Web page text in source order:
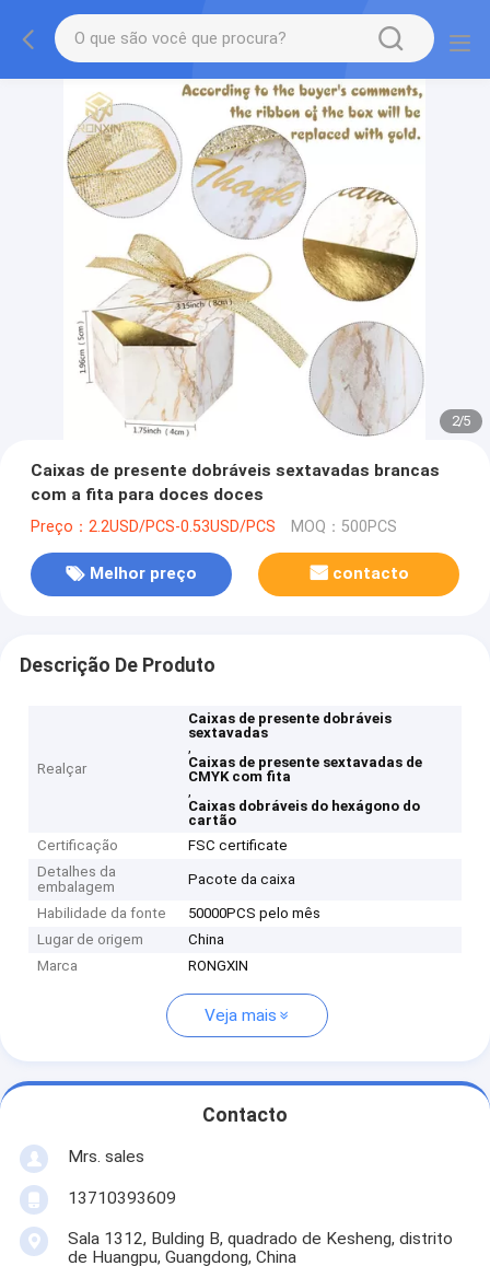
2/5
Caixas de presente dobráveis sextavadas brancas
com a fita para doces doces
Preço：2.2USD/PCS-0.53USD/PCS MOQ：500PCS
Melhor preço contacto
Descrição De Produto
Realçar
Caixas de presente dobráveis
sextavadas
,
Caixas de presente sextavadas de
CMYK com fita
,
Caixas dobráveis do hexágono do
cartão
Certificação
FSC certificate
Detalhes da
embalagem
Pacote da caixa
Habilidade da fonte
50000PCS pelo mês
Lugar de origem
China
Marca
RONGXIN
Veja mais
Contacto
Mrs. sales
13710393609
Sala 1312, Bulding B, quadrado de Kesheng, distrito
de Huangpu, Guangdong, China